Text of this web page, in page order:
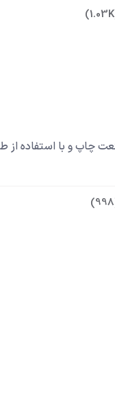
چاپ و با استفاده از